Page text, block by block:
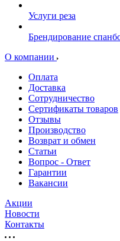
Услуги реза
Брендирование
О компании
Оплата
Доставка
Сотрудничество
Сертификаты товаров
Отзывы
Производство
Возврат и обмен
Статьи
Вопрос - Ответ
Гарантии
Вакансии
Акции
Новости
Контакты